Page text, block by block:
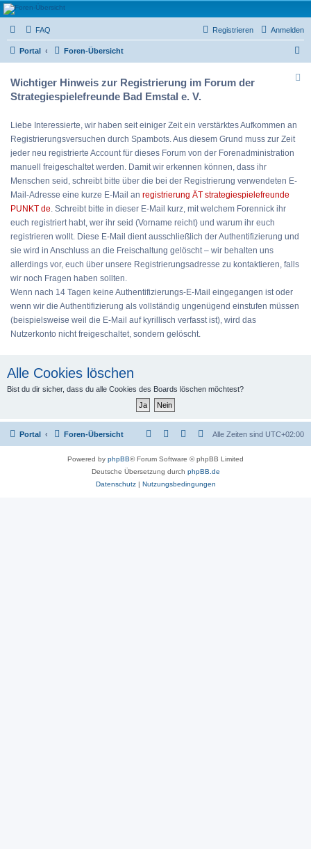
Strategiespielefreunde
Bad Emstal e.V.
Das Forum der Strategiespielefreunde Bad Emstal e.V. - Tabletop und mehr
FAQ Anmelden
Registrieren
Portal Foren-Übersicht
Wichtiger Hinweis zur Registrierung im Forum der
Strategiespielefreunde Bad Emstal e. V.
Liebe Interessierte, wir haben seit einiger Zeit ein verstärktes Aufkommen an
Registrierungsversuchen durch Spambots. Aus diesem Grund muss zur Zeit
jeder neu registrierte Account für dieses Forum von der Forenadministration
manuell freigeschaltet werden. Damit wir erkennen können, dass ihr
Menschen seid, schreibt bitte über die bei der Registrierung verwendeten E-
Mail-Adresse eine kurze E-Mail an registrierung ÄT strategiespielefreunde
PUNKT de. Schreibt bitte in dieser E-Mail kurz, mit welchem Forennick ihr
euch registriert habt, wer ihr seid (Vorname reicht) und warum ihr euch
registrieren wollt. Diese E-Mail dient ausschließlich der Authentifizierung und
sie wird in Anschluss an die Freischaltung gelöscht – wir behalten uns
allerdings vor, euch über unsere Registrierungsadresse zu kontaktieren, falls
wir noch Fragen haben sollten.
Wenn nach 14 Tagen keine Authentifizierungs-E-Mail eingegangen ist oder
wenn wir die Authentifizierung als vollständig ungenügend einstufen müssen
(beispielsweise weil die E-Mail auf kyrillisch verfasst ist), wird das
Nutzerkonto nicht freigeschaltet, sondern gelöscht.
Alle Cookies löschen
Bist du dir sicher, dass du alle Cookies des Boards löschen möchtest?
Portal Foren-Übersicht Alle Zeiten sind UTC+02:00
Powered by phpBB® Forum Software © phpBB Limited
Deutsche Übersetzung durch phpBB.de
Datenschutz| Nutzungsbedingungen